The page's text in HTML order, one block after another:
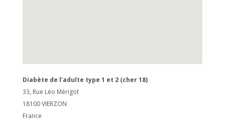
Diabète de l’adulte type 1 et 2 (cher 18)
33, Rue Léo Mérigot
18100VIERZON
France